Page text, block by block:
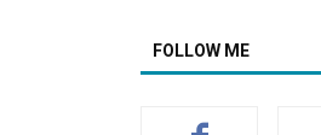
FOLLOW ME